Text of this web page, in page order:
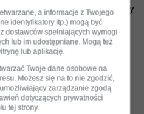
dziedzictwa kultury
pod kierunkiem dr. inż.
technikę tyflografiki
aplikację
charakterystycznej dla
a informacje z Twojego
identyfikatory itp.) mogą być
dostawców spełniających wymogi
lub im udostępniane. Mogą też
lub aplikację.
Twoje dane osobowe na
Możesz się na to nie zgodzić,
zarządzanie zgodą
dotyczących prywatności
tej strony.